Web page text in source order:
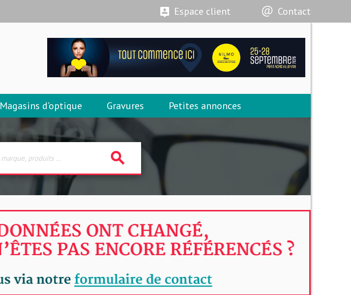
Espace client Contact
Magasins d’optique Gravures Petites annonces
search